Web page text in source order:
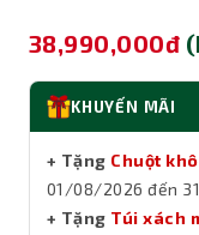
38,990,000đ
KHUYẾN MÃI
+ Tặng Chuột
01/08/2026 đến
+ Tặng Túi xách